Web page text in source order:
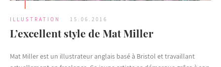
ILLUSTRATION 15.06.2016
L’excellent style de Mat Miller
Mat Miller est un illustrateur anglais basé à Bristol et travaillant